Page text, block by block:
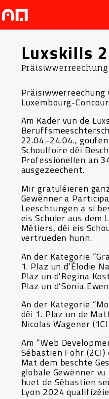
Luxskills
Präisiwwerreechung
Präisiwwerreechung
Luxembourg-
Am Kader vun de
22.04.-24.04.,
Schoulfoire déi
Professionellen an
ausgezeechent.
Mir gratuléieren
Gewënner a
Leeschtungen a si
eis Schüler aus dem
Métiers, déi eis
vertrueden hunn.
An der Kategorie
1. Plaz un d’Élodie
Plaz un d’Regina
Plaz un d’Sonia
An der Kategorie
déi 1. Plaz un de
Nicolas Wagener
Am “Web
Sébastien Fohr (2CI)
Mat dem beschte
globale Gewënner
huet de Sébastien
Lyon 2024